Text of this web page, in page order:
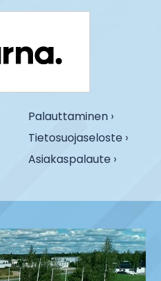
Palauttaminen ›
Tietosuojaseloste ›
Asiakaspalaute ›